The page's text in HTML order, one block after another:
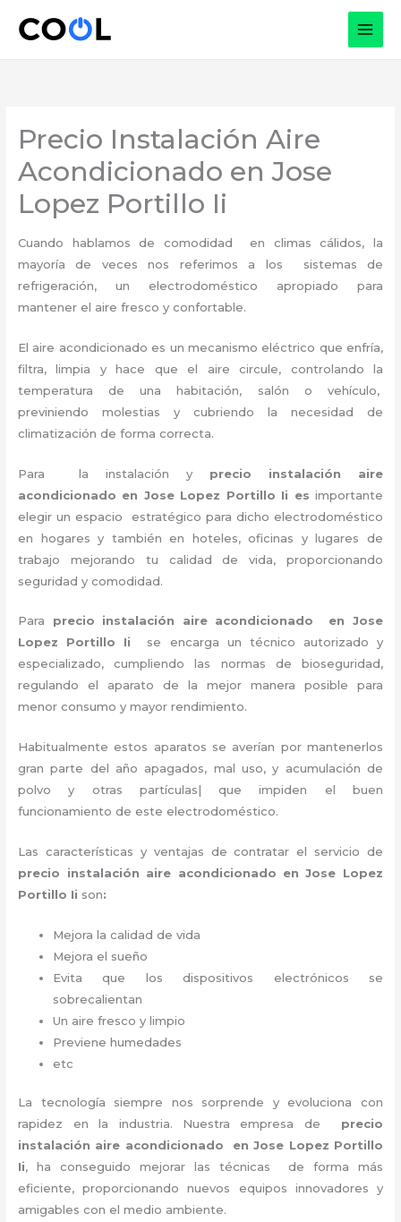
Precio Instalación Aire
Acondicionado en Jose
Lopez Portillo Ii
Cuando hablamos de comodidad en climas cálidos, la
mayoría de veces nos referimos a los sistemas de
refrigeración, un electrodoméstico apropiado para
mantener el aire fresco y confortable.
El aire acondicionado es un mecanismo eléctrico que enfría,
filtra, limpia y hace que el aire circule, controlando la
temperatura de una habitación, salón o vehículo,
previniendo molestias y cubriendo la necesidad de
climatización de forma correcta.
Para la instalación y precio instalación aire
acondicionado en Jose Lopez Portillo Ii es importante
elegir un espacio estratégico para dicho electrodoméstico
en hogares y también en hoteles, oficinas y lugares de
trabajo
mejorando tu calidad de vida, proporcionando
seguridad y comodidad.
Para precio instalación aire acondicionado en Jose
Lopez Portillo Ii
se encarga un técnico autorizado y
especializado, cumpliendo las normas de bioseguridad,
regulando el aparato de la mejor manera posible para
menor consumo y mayor rendimiento.
Habitualmente estos aparatos se averían por mantenerlos
gran parte del año apagados, mal uso, y acumulación de
polvo y otras partículas| que impiden el buen
funcionamiento de este electrodoméstico.
Las características y ventajas de contratar el servicio de
precio instalación aire acondicionado en Jose Lopez
Portillo Ii son:
Mejora la calidad de vida
Mejora el sueño
Evita que los dispositivos electrónicos se
sobrecalientan
Un aire fresco y limpio
Previene humedades
etc
La tecnología siempre nos sorprende y evoluciona con
rapidez en la industria. Nuestra empresa de precio
instalación aire acondicionado en Jose Lopez Portillo
Ii, ha conseguido mejorar las técnicas de forma más
eficiente, proporcionando nuevos equipos innovadores y
amigables con el medio ambiente.